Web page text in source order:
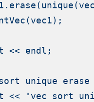
<< endl;
unique erase
<< "vec sort